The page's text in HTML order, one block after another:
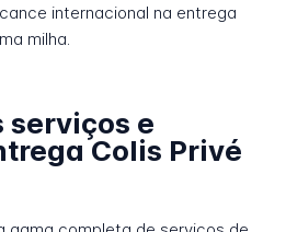
internacional na entrega
milha.
serviços e
Colis Privé